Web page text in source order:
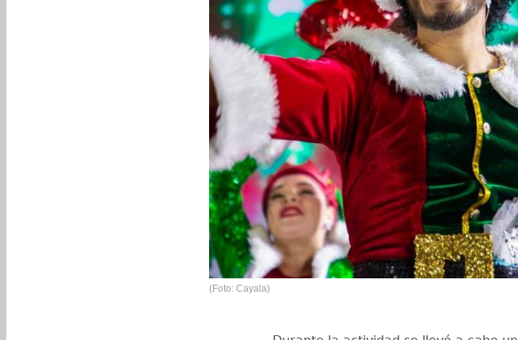
(Foto: Cayala)